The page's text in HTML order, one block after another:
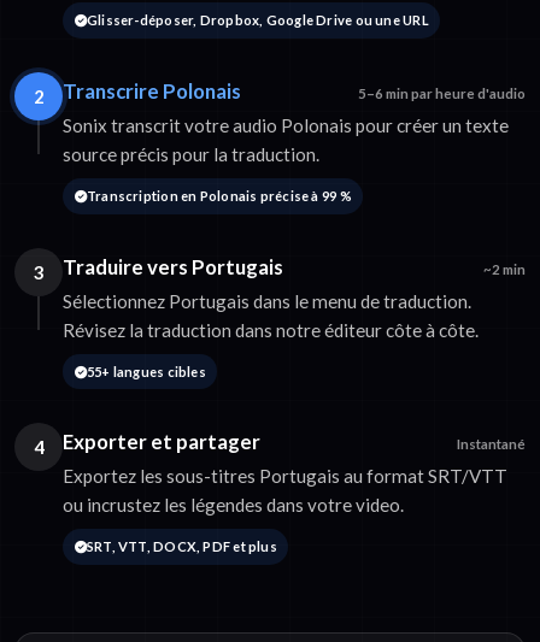
Glisser-déposer, Dropbox, Google Drive ou une URL
2 Transcrire Polonais 5–6 min par heure d'audio
Sonix transcrit votre audio Polonais pour créer un texte
source précis pour la traduction.
Transcription en Polonais précise à 99 %
3 Traduire vers Portugais ~2 min
Sélectionnez Portugais dans le menu de traduction.
Révisez la traduction dans notre éditeur côte à côte.
55+ langues cibles
4 Exporter et partager Instantané
Exportez les sous-titres Portugais au format SRT/VTT
ou incrustez les légendes dans votre video.
SRT, VTT, DOCX, PDF et plus